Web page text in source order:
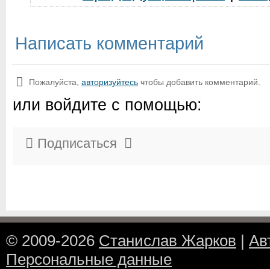
Написать комментарий
Пожалуйста, авторизуйтесь чтобы добавить комментарий.
или войдите с помощью:
Подписаться
© 2009-2026 Станислав Жарков |
Персональные данные